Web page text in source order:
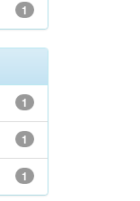
1
1
1
1